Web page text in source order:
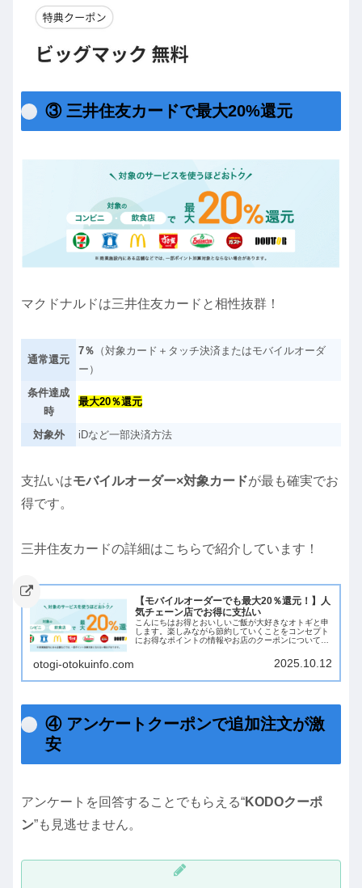
③ 三井住友カードで最大20%還元
マクドナルドは三井住友カードと相性抜群！
通常還元
7％ （対象カード＋タッチ決済またはモバイルオーダ
ー）
条件達成
時
最大20％還元
対象外 iDなど一部決済方法
支払いはモバイルオーダー×対象カードが最も確実でお
得です。
三井住友カードの詳細はこちらで紹介しています！
【モバイルオーダーでも最大20％還元！】人
気チェーン店でお得に支払い
こんにちはお得とおいしいご飯が大好きなオトギと申
します。楽しみながら節約していくことをコンセプト
にお得なポイントの情報やお店のクーポンについてお
還元になるクレジットカードの三井住友カードNL...
otogi-otokuinfo.com 2025.10.12
④ アンケートクーポンで追加注文が激
安
アンケートを回答することでもらえる“KODOクーポ
ン”も見逃せません。